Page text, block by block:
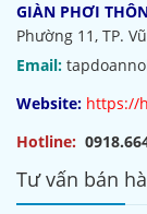
GIÀN PHƠI
Phường 11, TP.
Email:
Website: https://
Hotline:
Tư vấn bán